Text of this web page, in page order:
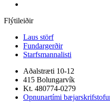
Flýtileiðir
Laus störf
Fundargerðir
Starfsmannalisti
Aðalstræti 10-12
415 Bolungarvík
Kt. 480774-0279
Opnunartími